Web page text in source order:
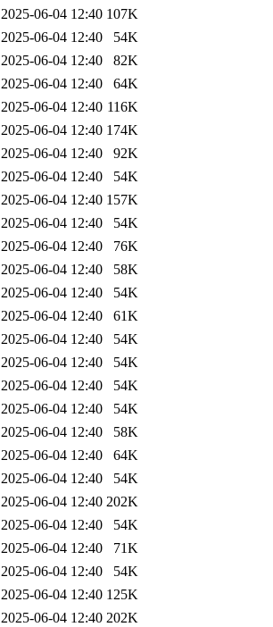
2025-06-04 12:40 107K
2025-06-04 12:40
54K
2025-06-04 12:40
82K
2025-06-04 12:40
64K
2025-06-04 12:40 116K
2025-06-04 12:40 174K
2025-06-04 12:40
92K
2025-06-04 12:40
54K
2025-06-04 12:40 157K
2025-06-04 12:40
54K
2025-06-04 12:40
76K
2025-06-04 12:40
58K
2025-06-04 12:40
54K
2025-06-04 12:40
61K
2025-06-04 12:40
54K
2025-06-04 12:40
54K
2025-06-04 12:40
54K
2025-06-04 12:40
54K
2025-06-04 12:40
58K
2025-06-04 12:40
64K
2025-06-04 12:40
54K
2025-06-04 12:40 202K
2025-06-04 12:40
54K
2025-06-04 12:40
71K
2025-06-04 12:40
54K
2025-06-04 12:40 125K
2025-06-04 12:40 202K